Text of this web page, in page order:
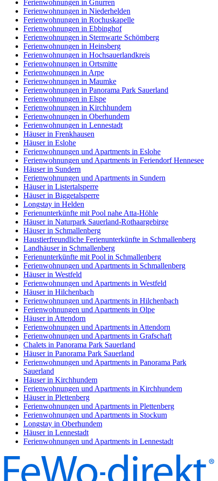
Ferienwohnungen in Gnurren
Ferienwohnungen in Niederhelden
Ferienwohnungen in Rochuskapelle
Ferienwohnungen in Ebbinghof
Ferienwohnungen in Sternwarte Schömberg
Ferienwohnungen in Heinsberg
Ferienwohnungen in Hochsauerlandkreis
Ferienwohnungen in Ortsmitte
Ferienwohnungen in Arpe
Ferienwohnungen in Maumke
Ferienwohnungen in Panorama Park Sauerland
Ferienwohnungen in Elspe
Ferienwohnungen in Kirchhundem
Ferienwohnungen in Oberhundem
Ferienwohnungen in Lennestadt
Häuser in Frenkhausen
Häuser in Eslohe
Ferienwohnungen und Apartments in Eslohe
Ferienwohnungen und Apartments in Feriendorf Hennesee
Häuser in Sundern
Ferienwohnungen und Apartments in Sundern
Häuser in Listertalsperre
Häuser in Biggetalsperre
Longstay in Helden
Ferienunterkünfte mit Pool nahe Atta-Höhle
Häuser in Naturpark Sauerland-Rothaargebirge
Häuser in Schmallenberg
Haustierfreundliche Ferienunterkünfte in Schmallenberg
Landhäuser in Schmallenberg
Ferienunterkünfte mit Pool in Schmallenberg
Ferienwohnungen und Apartments in Schmallenberg
Häuser in Westfeld
Ferienwohnungen und Apartments in Westfeld
Häuser in Hilchenbach
Ferienwohnungen und Apartments in Hilchenbach
Ferienwohnungen und Apartments in Olpe
Häuser in Attendorn
Ferienwohnungen und Apartments in Attendorn
Ferienwohnungen und Apartments in Grafschaft
Chalets in Panorama Park Sauerland
Häuser in Panorama Park Sauerland
Ferienwohnungen und Apartments in Panorama Park
Sauerland
Häuser in Kirchhundem
Ferienwohnungen und Apartments in Kirchhundem
Häuser in Plettenberg
Ferienwohnungen und Apartments in Plettenberg
Ferienwohnungen und Apartments in Stockum
Longstay in Oberhundem
Häuser in Lennestadt
Ferienwohnungen und Apartments in Lennestadt